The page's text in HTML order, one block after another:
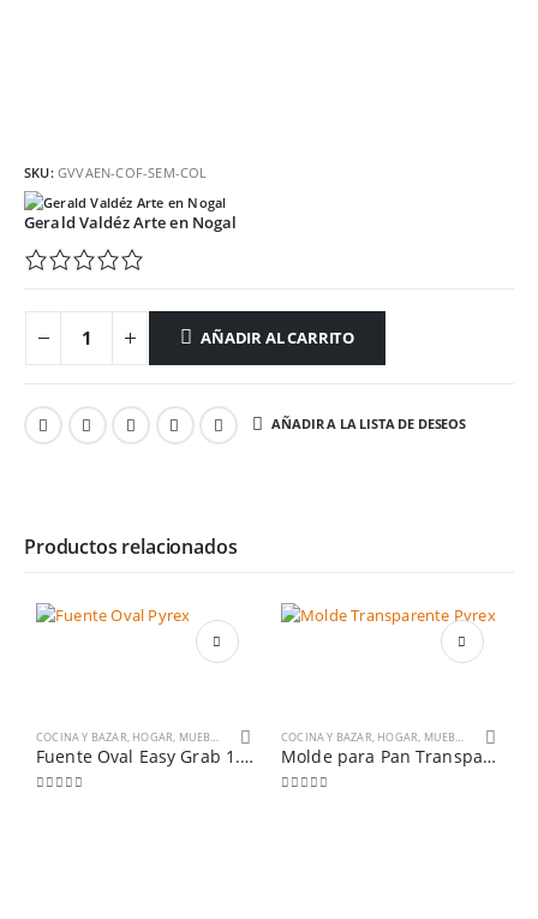
SKU: GVVAEN-COF-SEM-COL
Gerald Valdéz Arte en Nogal
AÑADIR AL CARRITO
AÑADIR A LA LISTA DE DESEOS
Productos relacionados
COCINA Y BAZAR HOGAR, MUEBLES Y JARDÍN
Fuente Oval Easy Grab 1.2 lt con Tapa Azul
COCINA Y BAZAR HOGAR, MUEBLES Y JARDÍN
Molde para Pan Transparente 1.5 lt